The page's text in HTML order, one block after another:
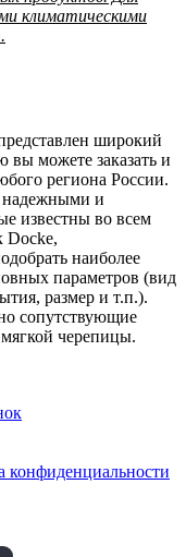
климатическими
широкий
вы можете заказать и
региона России.
и
известны во всем
Docke,
наиболее
параметров (вид
размер и т.п.).
сопутствующие
черепицы.
конфиденциальности